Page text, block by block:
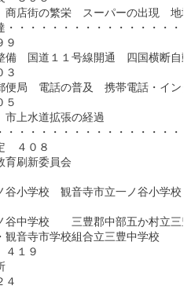
繁栄　スーパーの出現　地域
・・・・・・・・・・・・・・・
１１号線開通　四国横断自動
話の普及　携帯電話・インタ
道拡張の経過
・・・・・・・・・・・・・・・
４０８
新委員会
　観音寺市立一ノ谷小学校
　　三豊郡中部五か村立三豊
市学校組合立三豊中学校
１９